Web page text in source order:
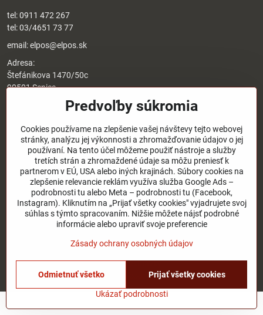
tel:0911 472 267
tel:03/4651 73 77
email:elpos@elpos.sk
Adresa:
Štefánikova 1470/50c
90501 Senica
Otváracie hodiny:
8:00 - 12:00 sobota
Nedeľa - zatvorené
O nás
Užitočné odkazy
2026
Copyright
Predvoľby súkromia
Zásady ochrany osobných údajov
Stav objednávky
Vytvorené pomocou:
BiznisWeb.sk
Predvoľby súkromia
Cookies používame na zlepšenie vašej návštevy tejto webovej
stránky, analýzu jej výkonnosti a zhromažďovanie údajov o jej
používaní. Na tento účel môžeme použiť nástroje a služby
tretích strán a zhromaždené údaje sa môžu preniesť k
partnerom v EÚ, USA alebo iných krajinách. Súbory cookies na
zlepšenie relevancie reklám využíva služba Google Ads –
podrobnosti tu alebo Meta – podrobnosti tu (Facebook,
Instagram). Kliknutím na „Prijať všetky cookies" vyjadrujete svoj
súhlas s týmto spracovaním. Nižšie môžete nájsť podrobné
informácie alebo upraviť svoje preferencie
Zásady ochrany osobných údajov
Ukázať podrobnosti
Prijať všetky cookies
Odmietnuť všetko